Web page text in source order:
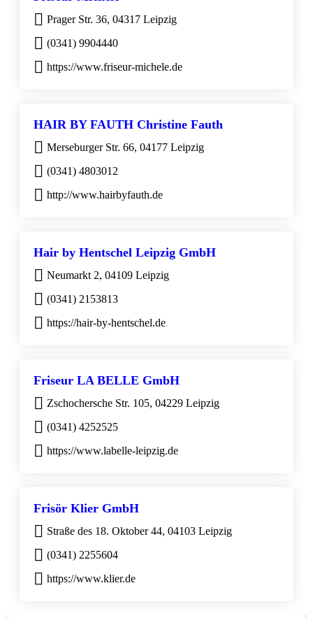
Prager Str. 36, 04317 Leipzig
(0341) 9904440
https://www.friseur-michele.de
HAIR BY FAUTH Christine Fauth
Merseburger Str. 66, 04177 Leipzig
(0341) 4803012
http://www.hairbyfauth.de
Hair by Hentschel Leipzig GmbH
Neumarkt 2, 04109 Leipzig
(0341) 2153813
https://hair-by-hentschel.de
Friseur LA BELLE GmbH
Zschochersche Str. 105, 04229 Leipzig
(0341) 4252525
https://www.labelle-leipzig.de
Frisör Klier GmbH
Straße des 18. Oktober 44, 04103 Leipzig
(0341) 2255604
https://www.klier.de